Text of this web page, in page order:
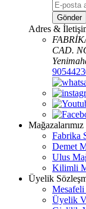
Gönder
Adres &
CAD.
Mağazalarımız
Fabrika
Demet
Ulus
Kilimli
Üyelik
Mesafeli
Üyelik